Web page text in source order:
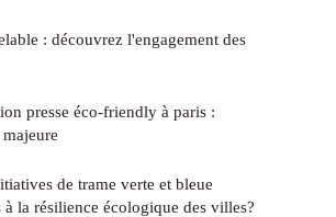
: découvrez l'engagement des
presse éco-friendly à paris :
de trame verte et bleue
la résilience écologique des villes?